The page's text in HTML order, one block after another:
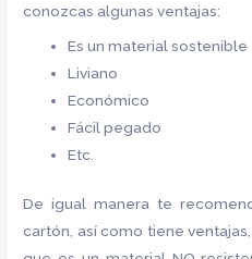
conozcas algunas ventajas:
Es un material sostenible
Liviano
Económico
Fácil pegado
Etc.
De igual manera te
cartón, así como tiene